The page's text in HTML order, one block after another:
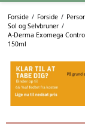
Forside / Forside /
Sol og Selvbruner /
A-Derma Exomega
150ml